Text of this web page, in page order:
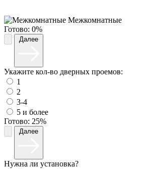
Межкомнатные
Готово: 0%
Укажите кол-во дверных проемов:
1
2
3-4
5 и более
Готово: 25%
Нужна ли установка?